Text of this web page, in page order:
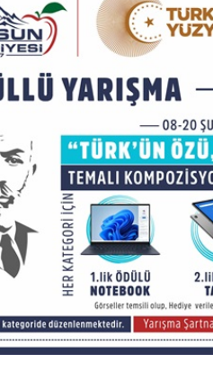
GÖKSUN